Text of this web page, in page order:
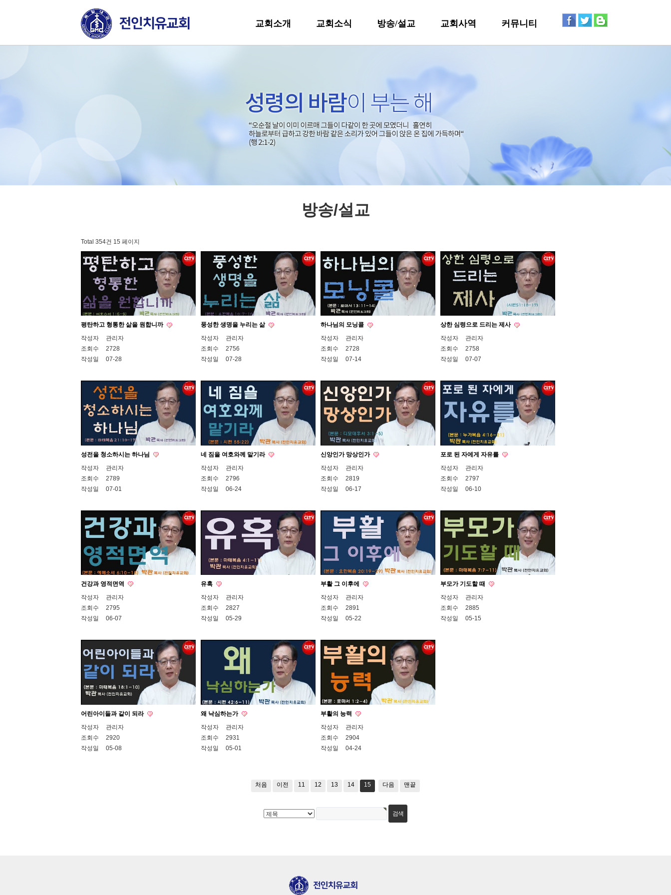
교회소개 교회소식 방송/설교 교회사역 커뮤니티
방송/설교
Total 354건 15 페이지
평탄하고 형통한 삶을 원합니까
작성자
관리자
조회수
2728
작성일
07-28
풍성한 생명을 누리는 삶
작성자
관리자
조회수
2756
작성일
07-28
하나님의 모닝콜
작성자
관리자
조회수
2728
작성일
07-14
상한 심령으로 드리는 제사
작성자
관리자
조회수
2758
작성일
07-07
성전을 청소하시는 하나님
작성자
관리자
조회수
2789
작성일
07-01
네 짐을 여호와께 맡기라
작성자
관리자
조회수
2796
작성일
06-24
신앙인가 망상인가
작성자
관리자
조회수
2819
작성일
06-17
포로 된 자에게 자유를
작성자
관리자
조회수
2797
작성일
06-10
건강과 영적면역
작성자
관리자
조회수
2795
작성일
06-07
유혹
작성자
관리자
조회수
2827
작성일
05-29
부활 그 이후에
작성자
관리자
조회수
2891
작성일
05-22
부모가 기도할 때
작성자
관리자
조회수
2885
작성일
05-15
어린아이들과 같이 되라
작성자
관리자
조회수
2920
작성일
05-08
왜 낙심하는가
작성자
관리자
조회수
2931
작성일
05-01
부활의 능력
작성자
관리자
조회수
2904
작성일
04-24
처음 이전 11 12 13 14 15 다음 맨끝